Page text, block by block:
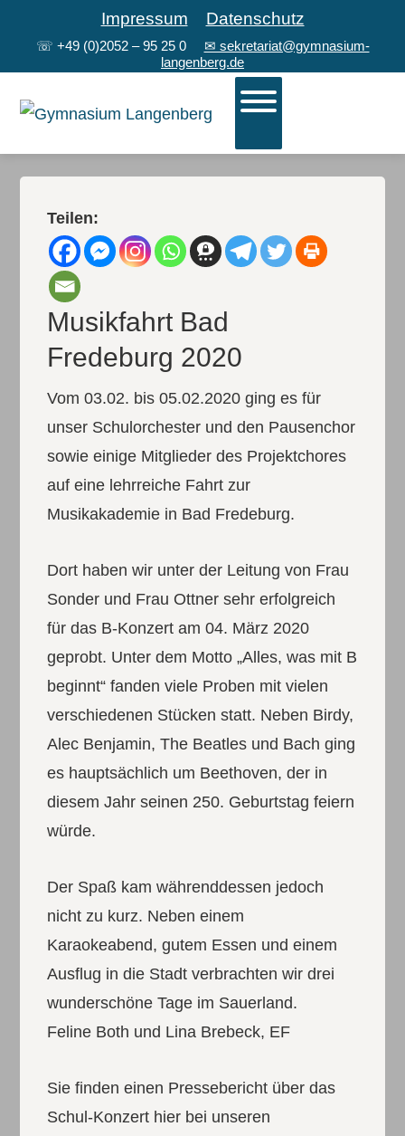
Impressum Datenschutz
☏ +49 (0)2052 – 95 25 0
✉ sekretariat@gymnasium-
langenberg.de
Teilen:
Musikfahrt Bad
Fredeburg 2020
Vom 03.02. bis 05.02.2020 ging es für
unser Schulorchester und den Pausenchor
sowie einige Mitglieder des Projektchores
auf eine lehrreiche Fahrt zur
Musikakademie in Bad Fredeburg.
Dort haben wir unter der Leitung von Frau
Sonder und Frau Ottner sehr erfolgreich
für das B-Konzert am 04. März 2020
geprobt. Unter dem Motto „Alles, was mit B
beginnt“ fanden viele Proben mit vielen
verschiedenen Stücken statt. Neben Birdy,
Alec Benjamin, The Beatles und Bach ging
es hauptsächlich um Beethoven, der in
diesem Jahr seinen 250. Geburtstag feiern
würde.
Der Spaß kam währenddessen jedoch
nicht zu kurz. Neben einem
Karaokeabend, gutem Essen und einem
Ausflug in die Stadt verbrachten wir drei
wunderschöne Tage im Sauerland.
Feline Both und Lina Brebeck, EF
Sie finden einen Pressebericht über das
Schul-Konzert hier bei unseren